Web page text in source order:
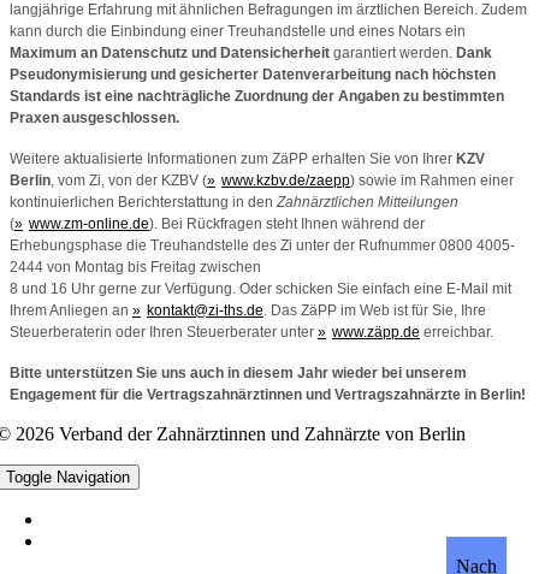
langjährige Erfahrung mit ähnlichen Befragungen im ärztlichen Bereich. Zudem
kann durch die Einbindung einer Treuhandstelle und eines Notars ein
Maximum an Datenschutz und Datensicherheit garantiert werden. Dank
Pseudonymisierung und gesicherter Datenverarbeitung nach höchsten
Standards ist eine nachträgliche Zuordnung der Angaben zu bestimmten
Praxen ausgeschlossen.
Weitere aktualisierte Informationen zum ZäPP erhalten Sie von Ihrer KZV
Berlin, vom Zi, von der KZBV ( www.kzbv.de/zaepp) sowie im Rahmen einer
kontinuierlichen Berichterstattung in den Zahnärztlichen Mitteilungen
(
www.zm-online.de). Bei Rückfragen steht Ihnen während der
Erhebungsphase die Treuhandstelle des Zi unter der Rufnummer 0800 4005-
2444 von Montag bis Freitag zwischen
8 und 16 Uhr gerne zur Verfügung. Oder schicken Sie einfach eine E-Mail mit
Ihrem Anliegen an
kontakt@zi-ths.de. Das ZäPP im Web ist für Sie, Ihre
Steuerberaterin oder Ihren Steuerberater unter
www.zäpp.de erreichbar.
Bitte unterstützen Sie uns auch in diesem Jahr wieder bei unserem
Engagement für die Vertragszahnärztinnen und Vertragszahnärzte in Berlin!
2026 Verband der Zahnärztinnen und Zahnärzte von Berlin
Toggle Navigation
Nach